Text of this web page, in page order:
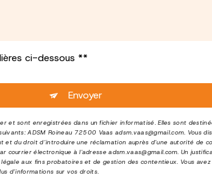
ci-dessous **
Envoyer
et sont enregistrées dans un fichier informatisé. Elles sont
ADSM Roineau 72500 Vaas adsm.vaas@gmail.com. Vous
du droit d’introduire une réclamation auprès d’une autorité de
électronique à l'adresse adsm.vaas@gmail.com. Un
aux fins probatoires et de gestion des contentieux. Vous
d’informations sur vos droits.